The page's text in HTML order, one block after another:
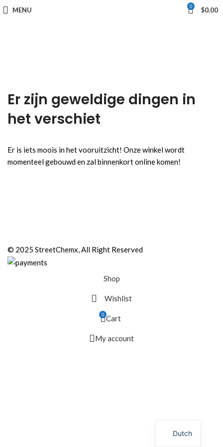
MENU 0 $0.00
Er zijn geweldige dingen in
het verschiet
Er is iets moois in het vooruitzicht! Onze winkel wordt
momenteel gebouwd en zal binnenkort online komen!
© 2025 StreetChemx, All Right Reserved
Shop
Wishlist
0 Cart
My account
Dutch